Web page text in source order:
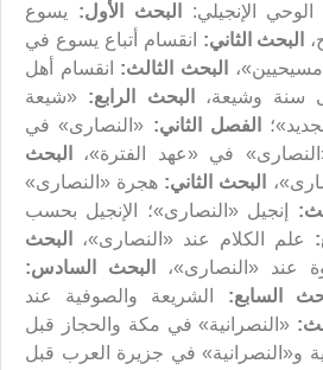
الإنجيلي:
البحث الأول: يسوع
البحث الثاني: انقسام أتباع يسوع في
البحث الثالث: انقسام أهل
سنة وشيعة،
البحث الرابع: «شيعة
الفصل الثاني: «النصارى» في
في «عهد الفترة»،
البحث
البحث الثاني: هجرة «النصارى»
إنجيل «النصارى»؛ الإنجيل بحسب
علم الكلام عند «النصارى»،
البحث
عند «النصارى»،
البحث السادس:
السابع: الشريعة والصوفية عند
«النصرانية» في مكة والحجاز قبل
و«النصرانية» في جزيرة العرب قبل